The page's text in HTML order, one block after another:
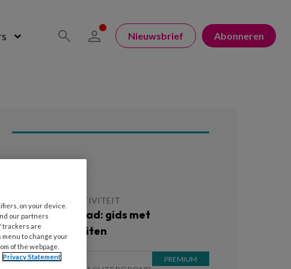
Nieuwsbrief Abonneren
Lees ook
ACTIVITEIT
Gratis download: gids met
zomeractiviteiten
on your device.
our partners
trackers are
menu to change your
of the webpage.
Privacy Statement